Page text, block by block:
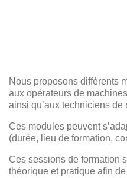
Nous proposons différents
aux opérateurs de
ainsi qu’aux techniciens de
Ces modules peuvent
(durée, lieu de formation,
Ces sessions de formation
théorique et pratique afin